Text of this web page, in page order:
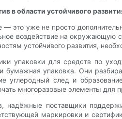
в области устойчивого
— это уже не просто
воздействие на окружающую
устойчивого развития,
упаковки для средств по
бумажная упаковка. Они
углеродный след и
многоразовые элементы для
надёжные поставщики
маркировки и